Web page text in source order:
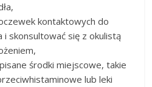
kontaktowych do
i skonsultować się z okulistą
środki miejscowe, takie
lub leki